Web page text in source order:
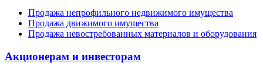
Продажа непрофильного недвижимого имущества
Продажа движимого имущества
Продажа невостребованных материалов и оборудования
Акционерам и инвесторам